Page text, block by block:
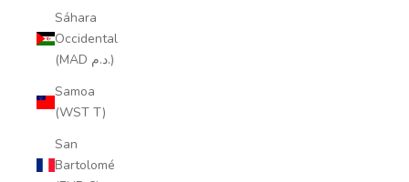
Sáhara
Occidental
(MAD د.م.)
Samoa
(WST T)
San
Bartolomé